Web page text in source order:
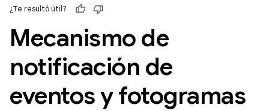
¿Te resultó útil?
Mecanismo de
notificación de
eventos y fotogramas